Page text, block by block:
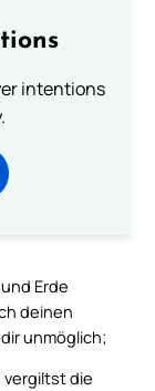
intentions
Erde
deinen
unmöglich;
die